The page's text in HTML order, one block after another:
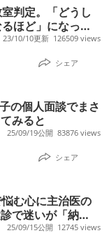
判定。「どうし
ほど」になった
23/10/10更新 126509 views
シェア
の個人面談でまさ
みると
25/09/19公開 83876 views
シェア
む心に主治医の
で迷いが「納
25/09/15公開 12745 views